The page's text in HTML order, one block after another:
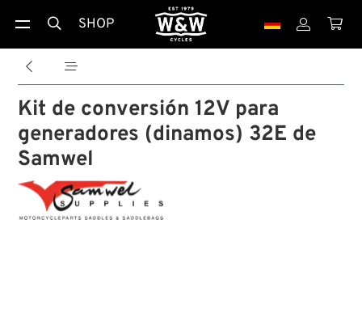
 SHOP  
 
Kit de conversión 12V para
generadores (dinamos) 32E de
Samwel